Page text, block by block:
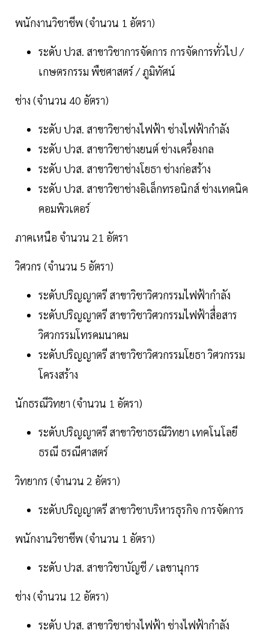
พนักงานวิชาชีพ (จำนวน 1 อัตรา)
ระดับ ปวส. สาขาวิชาการจัดการ การจัดการทั่วไป /
เกษตรกรรม พืชศาสตร์ / ภูมิทัศน์
ช่าง (จำนวน 40 อัตรา)
ระดับ ปวส. สาขาวิชาช่างไฟฟ้า ช่างไฟฟ้ากำลัง
ระดับ ปวส. สาขาวิชาช่างยนต์ ช่างเครื่องกล
ระดับ ปวส. สาขาวิชาช่างโยธา ช่างก่อสร้าง
ระดับ ปวส. สาขาวิชาช่างอิเล็กทรอนิกส์ ช่างเทคนิค
คอมพิวเตอร์
ภาคเหนือ จำนวน 21 อัตรา
วิศวกร (จำนวน 5 อัตรา)
ระดับปริญญาตรี สาขาวิชาวิศวกรรมไฟฟ้ากำลัง
ระดับปริญญาตรี สาขาวิชาวิศวกรรมไฟฟ้าสื่อสาร
วิศวกรรมโทรคมนาคม
ระดับปริญญาตรี สาขาวิชาวิศวกรรมโยธา วิศวกรรม
โครงสร้าง
นักธรณีวิทยา (จำนวน 1 อัตรา)
ระดับปริญญาตรี สาขาวิชาธรณีวิทยา เทคโนโลยี
ธรณี ธรณีศาสตร์
วิทยากร (จำนวน 2 อัตรา)
ระดับปริญญาตรี สาขาวิชาบริหารธุรกิจ การจัดการ
พนักงานวิชาชีพ (จำนวน 1 อัตรา)
ระดับ ปวส. สาขาวิชาบัญชี / เลขานุการ
ช่าง (จำนวน 12 อัตรา)
ระดับ ปวส. สาขาวิชาช่างไฟฟ้า ช่างไฟฟ้ากำลัง